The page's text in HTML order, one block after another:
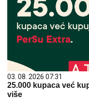
03. 08. 2026 07:31
25.000 kupaca već
više